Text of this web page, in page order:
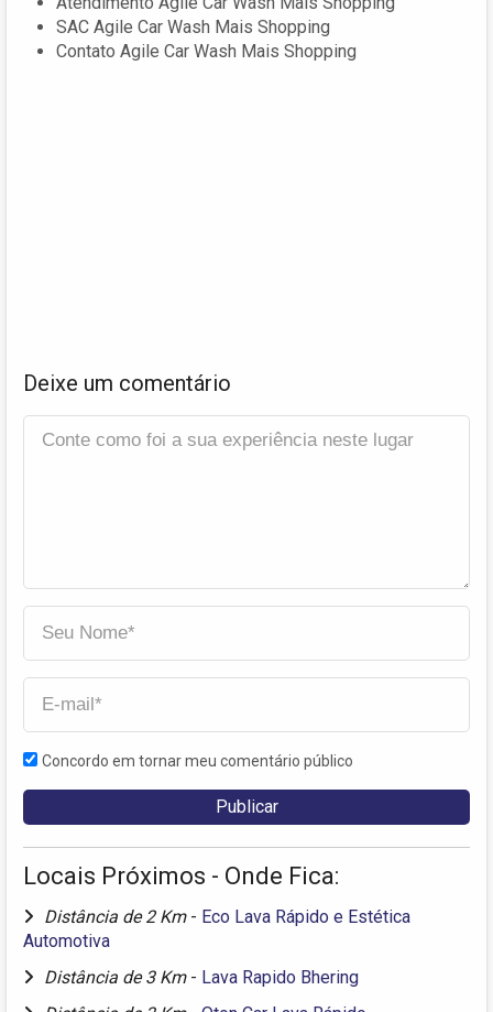
SAC Agile Car Wash Mais Shopping
Contato Agile Car Wash Mais Shopping
Deixe um comentário
Concordo em tornar meu comentário público
Locais Próximos - Onde Fica:
Distância de 2 Km - Eco Lava Rápido e Estética
Automotiva
Distância de 3 Km - Lava Rapido Bhering